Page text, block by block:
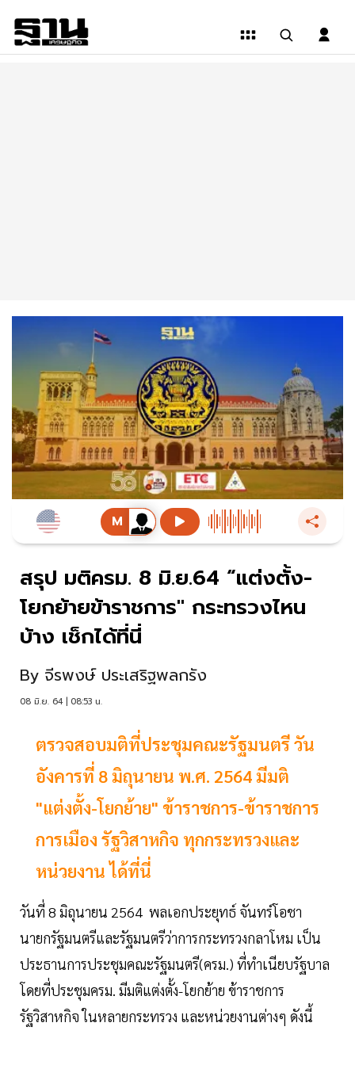
สรุป มติครม. 8 มิ.ย.64 “แต่งตั้ง-
โยกย้ายข้าราชการ" กระทรวงไหน
บ้าง เช็กได้ที่นี่
By จีรพงษ์ ประเสริฐพลกรัง
08 มิ.ย. 64 | 08:53 น.
ตรวจสอบมติที่ประชุมคณะรัฐมนตรี วัน
อังคารที่ 8 มิถุนายน พ.ศ. 2564 มีมติ
"แต่งตั้ง-โยกย้าย" ข้าราชการ-ข้าราชการ
การเมือง รัฐวิสาหกิจ ทุกกระทรวงและ
หน่วยงาน ได้ที่นี่
วันที่ 8 มิถุนายน 2564 พลเอกประยุทธ์ จันทร์โอชา
นายกรัฐมนตรีและรัฐมนตรีว่าการกระทรวงกลาโหม เป็น
ประธานการประชุมคณะรัฐมนตรี(ครม.) ที่ทำเนียบรัฐบาล
โดยที่ประชุมครม. มีมติแต่งตั้ง-โยกย้าย ข้าราชการ
รัฐวิสาหกิจ ในหลายกระทรวง และหน่วยงานต่างๆ ดังนี้